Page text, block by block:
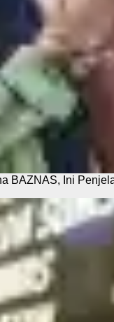
BAZNAS, Ini